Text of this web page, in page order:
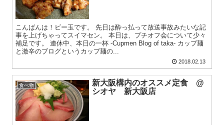
こんばんは！ビー玉です。 先日は酔っ払って放送事故みたいな記
事を上げちゃってスイマセン。 本日は、プチオフ会について少々
補足です。 連休中、本日の一杯 -Cupmen Blog of taka- カップ麺
と激辛のブログというカップ麺の...
2018.02.13
食べ物
新大阪構内のオススメ定食 @
シオヤ 新大阪店